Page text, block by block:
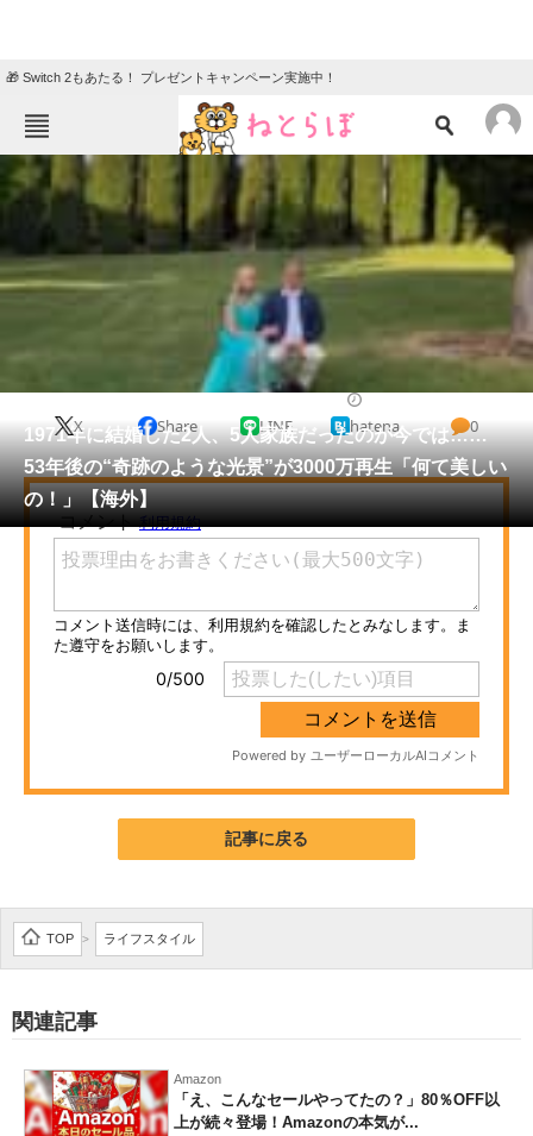
🎁 Switch 2もあたる！ プレゼントキャンペーン実施中！
ねとらぼメニュー
TOP ニュース
クイズ
グルメ 地域
教育・育児
リサーチ
会員記事
メディア
注目記事を集めた総合ページ
スマホと通信の最新トレンド
進化するPCとデバイスの未来
ビジネスと働き方のヒント
経営リーダーのコミュニティ
ITエンジニア向け専門サイト
企業向けIT製品の総合サイト
1971年に結婚した2人、5人家族だったのが今では……
53年後の“奇跡のような光景”が3000万再生「何て美しい
の！」【海外】
X Share LINE hatena 0
記事に戻る
TOP > ライフスタイル
関連記事
Amazon
「え、こんなセールやってたの？」80％OFF以
上が続々登場！Amazonの本気が...